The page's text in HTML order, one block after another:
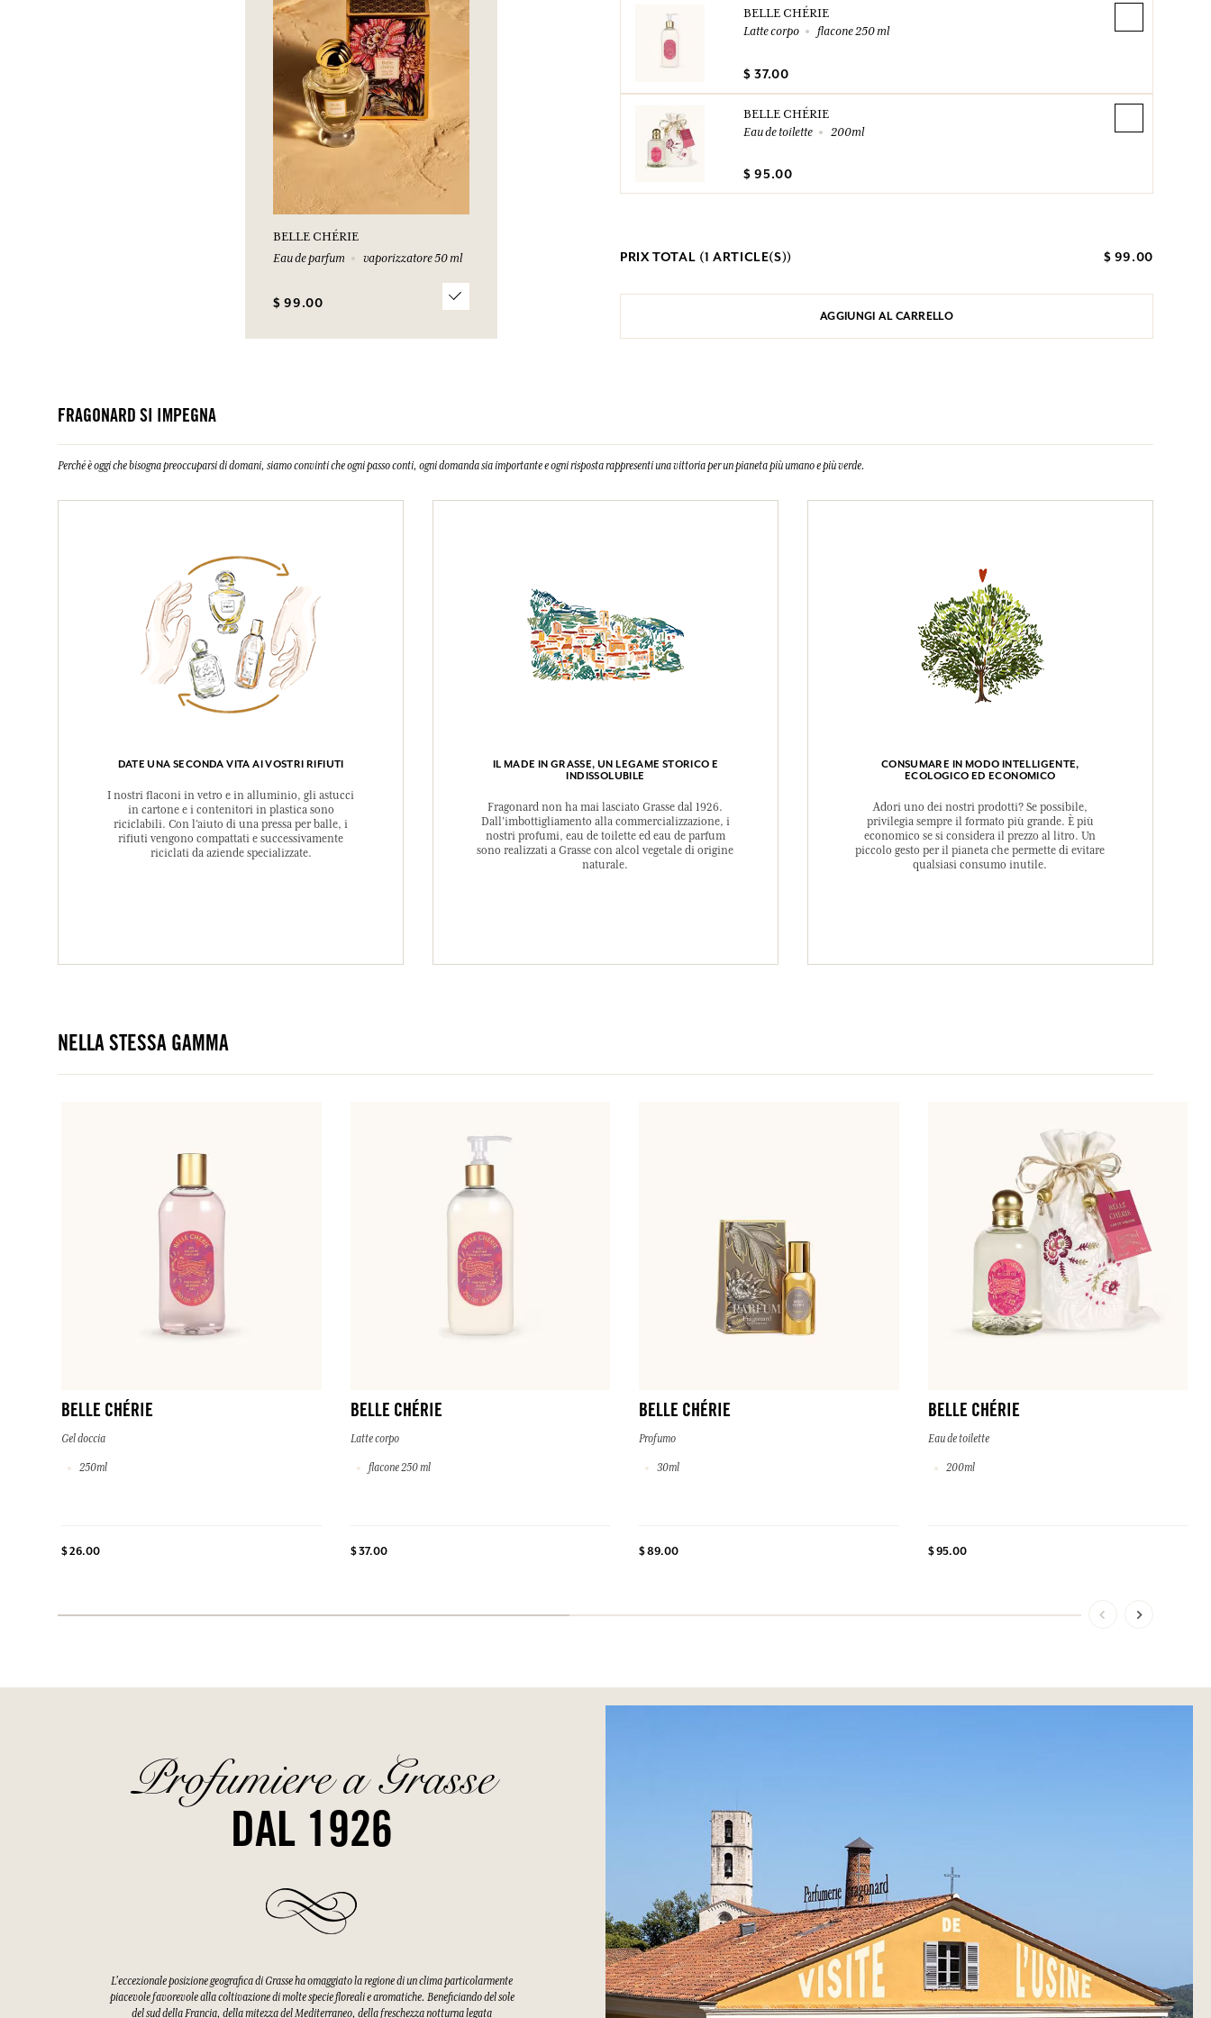
BELLE CHÉRIE
Eau de parfum
vaporizzatore 50 ml
$ 99.00
BELLE CHÉRIE
Latte corpo
flacone 250 ml
$ 37.00
BELLE CHÉRIE
Eau de toilette
200ml
$ 95.00
PRIX TOTAL (1 ARTICLE(S)) $ 99.00
AGGIUNGI AL CARRELLO
FRAGONARD SI IMPEGNA
Perché è oggi che bisogna preoccuparsi di domani, siamo convinti che ogni passo conti, ogni domanda sia importante e ogni risposta rappresenti una vittoria per un pianeta più umano e più verde.
DATE UNA SECONDA VITA AI VOSTRI RIFIUTI
I nostri flaconi in vetro e in alluminio, gli astucci
in cartone e i contenitori in plastica sono
riciclabili. Con l’aiuto di una pressa per balle, i
rifiuti vengono compattati e successivamente
riciclati da aziende specializzate.
IL MADE IN GRASSE, UN LEGAME STORICO E
INDISSOLUBILE
Fragonard non ha mai lasciato Grasse dal 1926.
Dall’imbottigliamento alla commercializzazione, i
nostri profumi, eau de toilette ed eau de parfum
sono realizzati a Grasse con alcol vegetale di origine
naturale.
CONSUMARE IN MODO INTELLIGENTE,
ECOLOGICO ED ECONOMICO
Adori uno dei nostri prodotti? Se possibile,
privilegia sempre il formato più grande. È più
economico se si considera il prezzo al litro. Un
piccolo gesto per il pianeta che permette di evitare
qualsiasi consumo inutile.
NELLA STESSA GAMMA
BELLE CHÉRIE
Gel doccia
250ml
$ 26.00
BELLE CHÉRIE
Latte corpo
flacone 250 ml
$ 37.00
BELLE CHÉRIE
Profumo
30ml
$ 89.00
BELLE CHÉRIE
Eau de toilette
200ml
$ 95.00
Profumiere a Grasse
DAL 1926
L'eccezionale posizione geografica di Grasse ha omaggiato la regione di un clima particolarmente
piacevole favorevole alla coltivazione di molte specie floreali e aromatiche. Beneficiando del sole
del sud della Francia, della mitezza del Mediterraneo, della freschezza notturna legata